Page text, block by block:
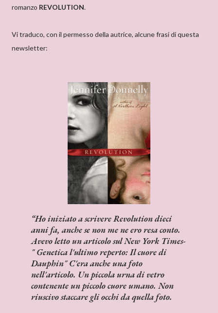
romanzo REVOLUTION.
Vi traduco, con il permesso della autrice, alcune frasi di questa
newsletter:
Ho iniziato a scrivere Revolution dieci
anni fa, anche se non me ne ero resa conto.
Avevo letto un articolo sul New York Times-
" Genetica l'ultimo reperto: Il cuore di
Dauphin" C'era anche una foto
nell'articolo. Un piccola urna di vetro
contenente un piccolo cuore umano. Non
riuscivo staccare gli occhi da quella foto.